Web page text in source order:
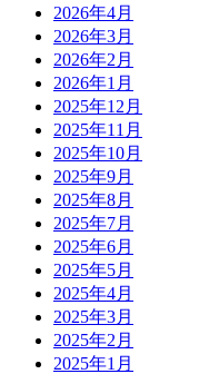
2026年4月
2026年3月
2026年2月
2026年1月
2025年12月
2025年11月
2025年10月
2025年9月
2025年8月
2025年7月
2025年6月
2025年5月
2025年4月
2025年3月
2025年2月
2025年1月